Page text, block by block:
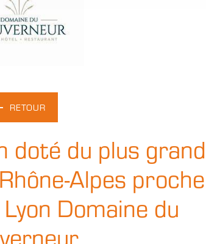
RETOUR
doté du plus grand
Alpes proche
Domaine du